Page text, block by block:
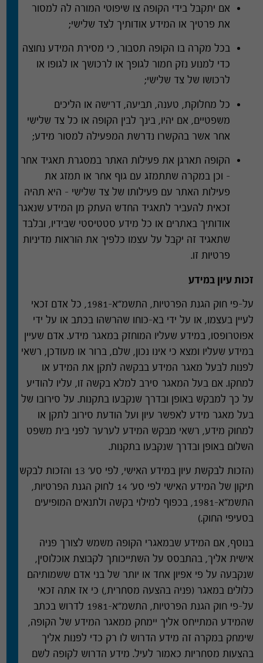
אם יתקבל בידי הקופה צו שיפוטי המורה לה למסור
את פרטיך או המידע אודותיך לצד שלישי;
בכל מקרה בו הקופה תסבור, כי מסירת המידע נחוצה
כדי למנוע נזק חמור לגופך או לרכושך או לגופו או
לרכושו של צד שלישי;
כל מחלוקת, טענה, תביעה, דרישה או הליכים
משפטיים, אם יהיו, בינך לבין הקופה או כל צד שלישי
אחר אשר בהקשרו נדרשת המפעילה למסור מידע;
הקופה תארגן את פעילות האתר במסגרת תאגיד אחר
– וכן במקרה שתתמזג עם גוף אחר או תמזג את
פעילות האתר עם פעילותו של צד שלישי – היא תהיה
זכאית להעביר לתאגיד החדש העתק מן המידע שנאגר
אודותיך באתרים או כל מידע סטטיסטי שבידיו, ובלבד
שתאגיד זה יקבל על עצמו כלפיך את הוראות מדיניות
פרטיות זו.
זכות עיון במידע
על–פי חוק הגנת הפרטיות, התשמ"א-1981,
כל אדם זכאי
לעיין בעצמו, או על ידי בא–כוחו שהרשהו בכתב או על ידי
אפוטרופסו, במידע שעליו המוחזק במאגר מידע. אדם שעיין
במידע שעליו ומצא כי אינו נכון, שלם, ברור או מעודכן, רשאי
לפנות לבעל מאגר המידע בבקשה לתקן את המידע או
למחקו. אם בעל המאגר סירב למלא בקשה זו, עליו להודיע
על כך למבקש באופן ובדרך שנקבעו בתקנות. על סירובו של
בעל מאגר מידע לאפשר עיון ועל הודעת סירוב לתקן או
למחוק מידע, רשאי מבקש המידע לערער לפני בית משפט
השלום באופן ובדרך שנקבעו בתקנות.
(הזכות לבקשת עיון במידע האישי, לפי סע' 13
והזכות לבקש
תיקון של המידע האישי לפי סע' 14 לחוק הגנת הפרטיות,
התשמ"א-1981,
בכפוף למילוי בקשה ולתנאים המופיעים
בסעיפי החוק.)
בנוסף, אם המידע שבמאגרי הקופה משמש לצורך פניה
אישית אליך, בהתבסס על השתייכותך לקבוצת אוכלוסין,
שנקבעה על פי אפיון אחד או יותר של בני אדם ששמותיהם
כלולים במאגר (פניה בהצעה מסחרית,) כי אז אתה זכאי
על–פי חוק הגנת הפרטיות, התשמ"א-1981
לדרוש בכתב
שהמידע המתייחס אליך יימחק ממאגר המידע של הקופה,
שימחק במקרה זה מידע הדרוש לו רק כדי לפנות אליך
בהצעות מסחריות כאמור לעיל. מידע הדרוש לקופה לשם